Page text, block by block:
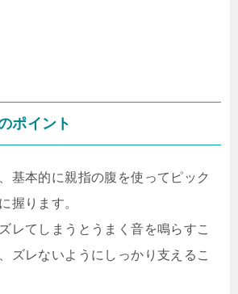
ポイント
基本的に親指の腹を使ってピック
握ります。
レてしまうとうまく音を鳴らすこ
ズレないようにしっかり支えるこ